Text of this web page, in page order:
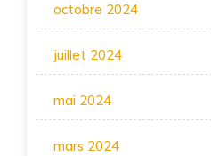
octobre 2024
juillet 2024
mai 2024
mars 2024